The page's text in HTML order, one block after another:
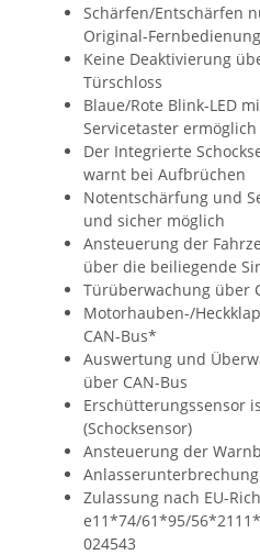
Schärfen/Entschärfen
Original-
Keine Deaktivierung
Türschloss
Blaue/Rote Blink-LED
Servicetaster
Der Integrierte
warnt bei Aufbrüchen
Notentschärfung und
und sicher möglich
Ansteuerung der
über die beiliegende
Türüberwachung über
Motorhauben-/
CAN-Bus*
Auswertung und
über CAN-Bus
Erschütterungssensor
(Schocksensor)
Ansteuerung der
Zulassung nach EU-
e11*74/61*95/
024543